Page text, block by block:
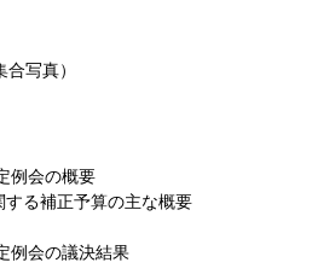
写真）
例会の概要
する補正予算の主な概要
例会の議決結果